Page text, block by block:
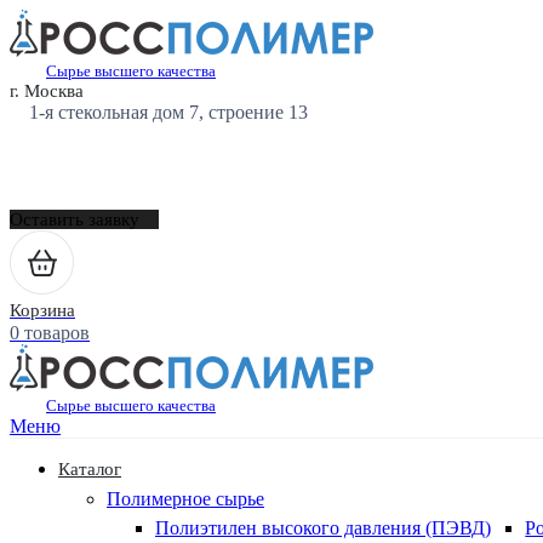
Сырье высшего качества
г. Москва
1-я стекольная дом 7, строение 13
Оставить заявку
Корзина
0 товаров
Сырье высшего качества
Меню
Каталог
Полимерное сырье
Полиэтилен высокого давления (ПЭВД)